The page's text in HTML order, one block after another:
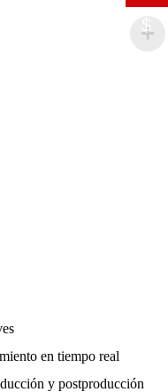
en tiempo real
y postproducción
$